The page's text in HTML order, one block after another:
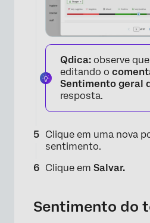
Qdica: observe
editando o
Sentimento geral
resposta.
Clique em uma nova
sentimento.
Clique em Salvar.
Sentimento do